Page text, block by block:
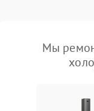
Мы